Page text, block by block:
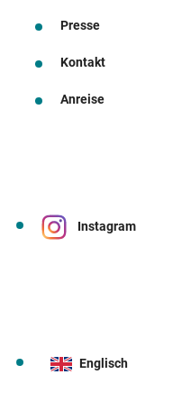
Presse
Kontakt
Anreise
Instagram
Englisch